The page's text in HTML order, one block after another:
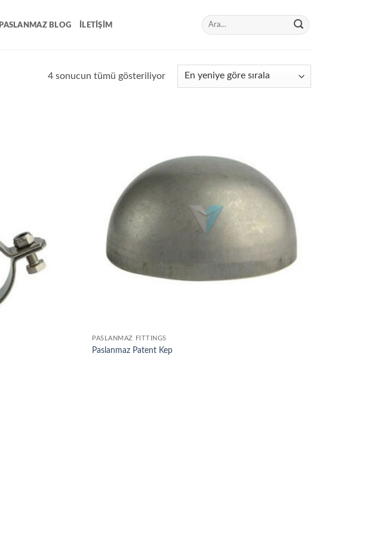
PASLANMAZ BLOG İLETIŞIM
Ara:
4 sonucun tümü gösteriliyorEn
yeniye
PASLANMAZ FITTINGS
Paslanmaz Patent Kep